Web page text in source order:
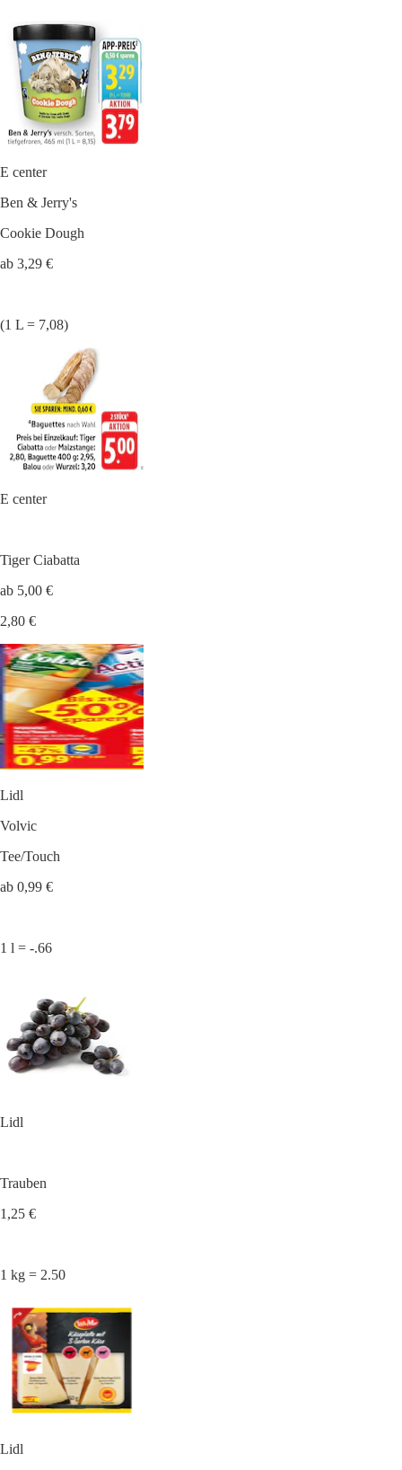
E center
Ben & Jerry's
Cookie Dough
ab 3,29 €
(1 L = 7,08)
E center
Tiger Ciabatta
ab 5,00 €
2,80 €
Lidl
Volvic
Tee/Touch
ab 0,99 €
1 l = -.66
Lidl
Trauben
1,25 €
1 kg = 2.50
Lidl